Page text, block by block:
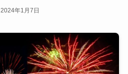
2024年1月7日